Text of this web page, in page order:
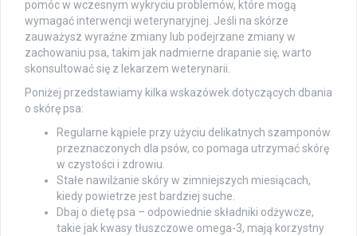
pomóc w wczesnym wykryciu problemów, które mogą
wymagać interwencji weterynaryjnej. Jeśli na skórze
zauważysz wyraźne zmiany lub podejrzane zmiany w
zachowaniu psa, takim jak nadmierne drapanie się, warto
skonsultować się z lekarzem weterynarii.
Poniżej przedstawiamy kilka wskazówek dotyczących dbania
o skórę psa:
Regularne kąpiele przy użyciu delikatnych szamponów
przeznaczonych dla psów, co pomaga utrzymać skórę
w czystości i zdrowiu.
Stałe nawilżanie skóry w zimniejszych miesiącach,
kiedy powietrze jest bardziej suche.
Dbaj o dietę psa – odpowiednie składniki odżywcze,
takie jak kwasy tłuszczowe omega-3, mają korzystny